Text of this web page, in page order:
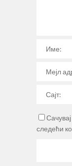
следећи